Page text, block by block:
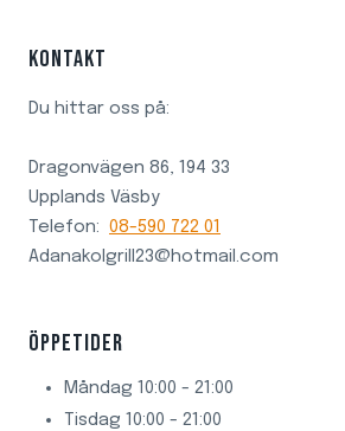
KONTAKT
Du hittar oss på:
Dragonvägen 86, 194 33
Upplands Väsby
Telefon: 08-590 722 01
Adanakolgrill23@hotmail.com
ÖPPETIDER
Måndag 10:00 - 21:00
Tisdag 10:00 - 21:00